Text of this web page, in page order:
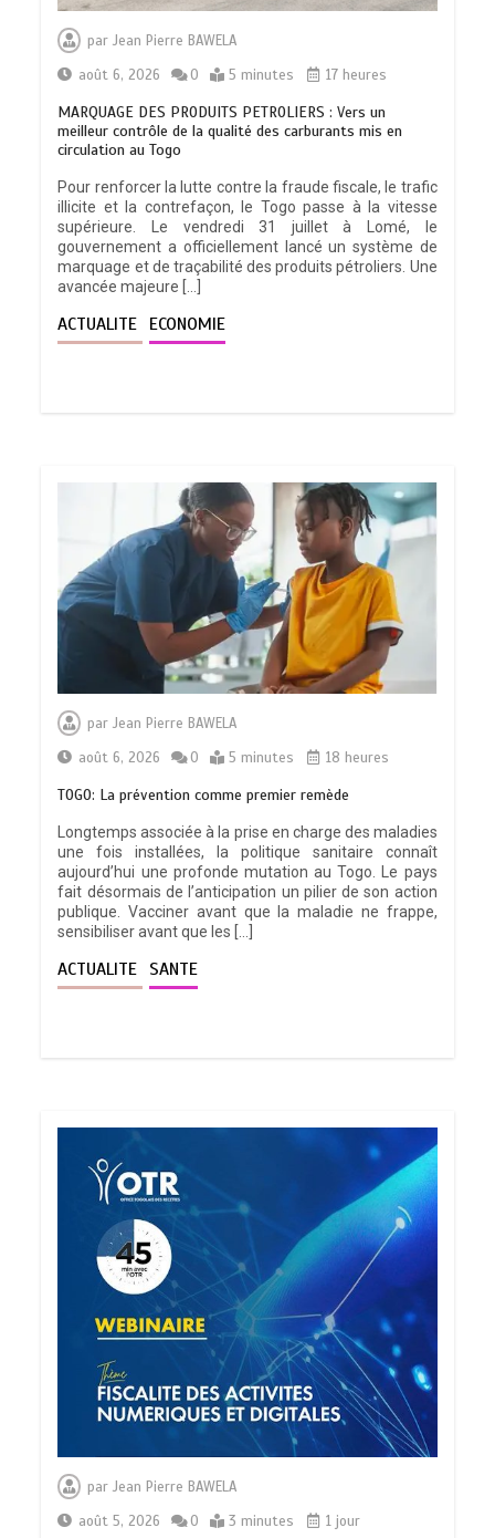
parJean Pierre BAWELA
août 6, 2026
0 5 minutes 17 heures
MARQUAGE DES PRODUITS PETROLIERS : Vers un
meilleur contrôle de la qualité des carburants mis en
circulation au Togo
Pour renforcer la lutte contre la fraude fiscale, le trafic
illicite et la contrefaçon, le Togo passe à la vitesse
supérieure. Le vendredi 31 juillet à Lomé, le
gouvernement a officiellement lancé un système de
marquage et de traçabilité des produits pétroliers. Une
avancée majeure […]
ACTUALITE ECONOMIE
parJean Pierre BAWELA
août 6, 2026
0 5 minutes 18 heures
TOGO: La prévention comme premier remède
Longtemps associée à la prise en charge des maladies
une fois installées, la politique sanitaire connaît
aujourd’hui une profonde mutation au Togo. Le pays
fait désormais de l’anticipation un pilier de son action
publique. Vacciner avant que la maladie ne frappe,
sensibiliser avant que les […]
ACTUALITE SANTE
parJean Pierre BAWELA
août 5, 2026
0 3 minutes 1 jour